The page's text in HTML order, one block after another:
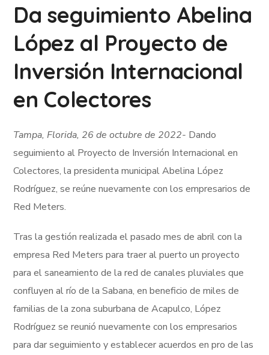
Da seguimiento Abelina
López al Proyecto de
Inversión Internacional
en Colectores
Tampa, Florida, 26 de octubre de 2022- Dando
seguimiento al Proyecto de Inversión Internacional en
Colectores, la presidenta municipal Abelina López
Rodríguez, se reúne nuevamente con los empresarios de
Red Meters.
Tras la gestión realizada el pasado mes de abril con la
empresa Red Meters para traer al puerto un proyecto
para el saneamiento de la red de canales pluviales que
confluyen al río de la Sabana, en beneficio de miles de
familias de la zona suburbana de Acapulco, López
Rodríguez se reunió nuevamente con los empresarios
para dar seguimiento y establecer acuerdos en pro de las